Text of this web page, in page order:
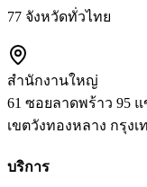
77 จังหวัดทั่วไทย
สำนักงานใหญ่
61 ซอยลาดพร้าว 95
เขตวังทองหลาง กรุง
บริการ